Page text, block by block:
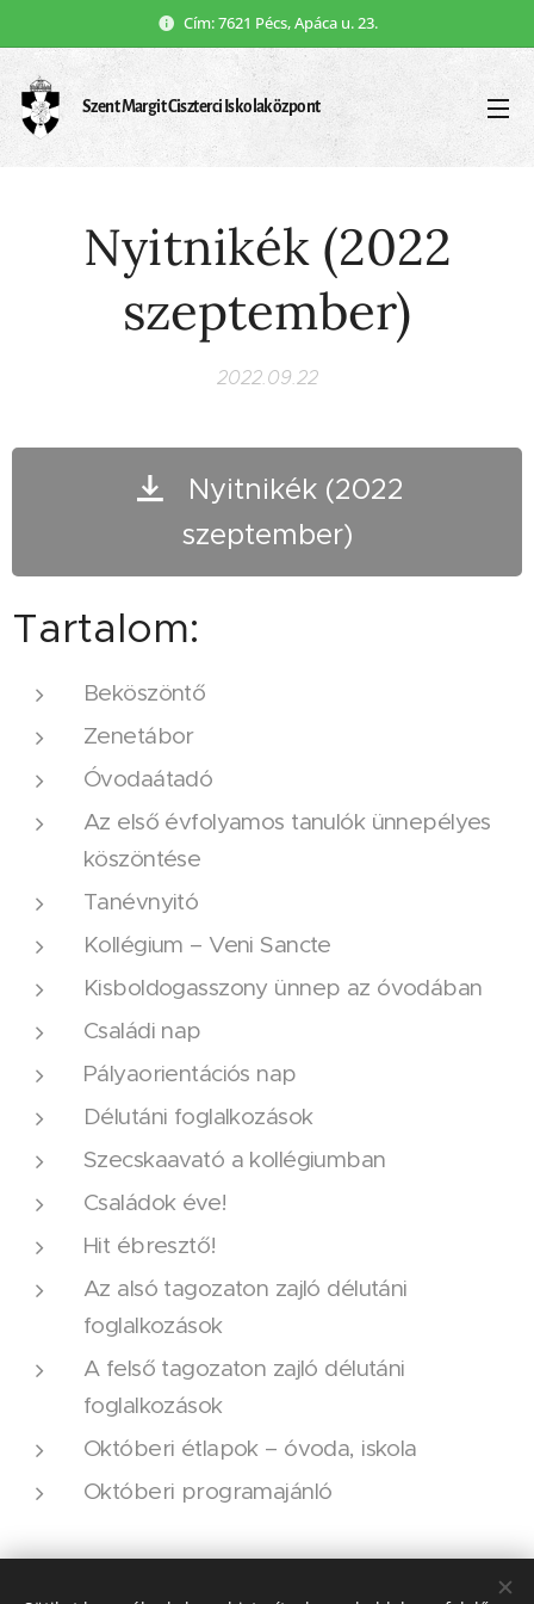
Cím: 7621 Pécs, Apáca u. 23.
Szent Margit Ciszterci Iskolaközpont
Nyitnikék (2022
szeptember)
2022.09.22
Nyitnikék (2022
szeptember)
Tartalom:
Beköszöntő
Zenetábor
Óvodaátadó
Az első évfolyamos tanulók ünnepélyes
köszöntése
Tanévnyitó
Kollégium – Veni Sancte
Kisboldogasszony ünnep az óvodában
Családi nap
Pályaorientációs nap
Délutáni foglalkozások
Szecskaavató a kollégiumban
Családok éve!
Hit ébresztő!
Az alsó tagozaton zajló délutáni
foglalkozások
A felső tagozaton zajló délutáni
foglalkozások
Októberi étlapok – óvoda, iskola
Októberi programajánló